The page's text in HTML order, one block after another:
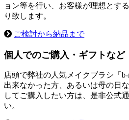
ョン等を行い、お客様が理想とす
り致します。
ご検討から納品まで
個人でのご購入・ギフトなど
店頭で弊社の人気メイクブラシ「
出来なかった方、あるいは母の日
してご購入したい方は、是非公式
い。